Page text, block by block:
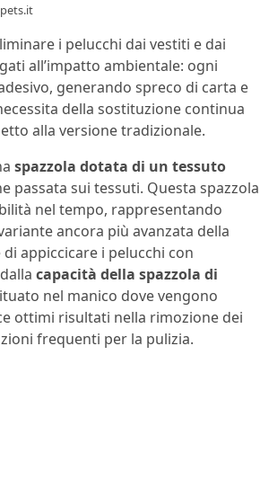
i pelucchi dai vestiti e dai
all’impatto ambientale: ogni
generando spreco di carta e
della sostituzione continua
alla versione tradizionale.
spazzola dotata di un tessuto
passata sui tessuti. Questa spazzola
nel tempo, rappresentando
ancora più avanzata della
appiccicare i pelucchi con
capacità della spazzola di
nel manico dove vengono
ottimi risultati nella rimozione dei
frequenti per la pulizia.